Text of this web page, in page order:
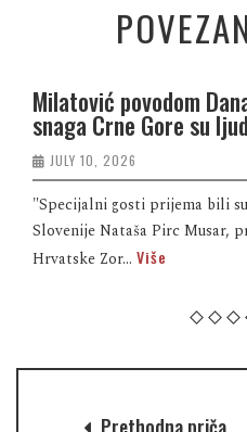
Milatović povodom
snaga Crne Gore su
JULY 10, 2026
"Specijalni gosti prijema bili
Slovenije Nataša Pirc Musar,
Hrvatske Zor... Više